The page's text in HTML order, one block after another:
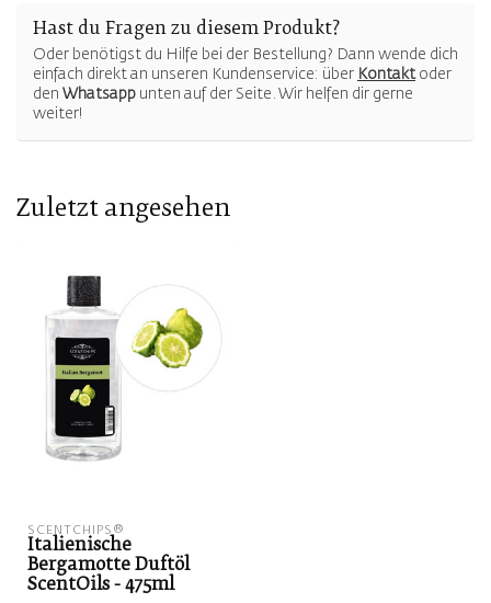
Hast du Fragen zu diesem Produkt?
Oder benötigst du Hilfe bei der Bestellung? Dann wende dich
einfach direkt an unseren Kundenservice: über Kontaktoder
den Whatsapp unten auf der Seite. Wir helfen dir gerne
weiter!
Zuletzt angesehen
SCENTCHIPS®
Italienische
Bergamotte Duftöl
ScentOils - 475ml